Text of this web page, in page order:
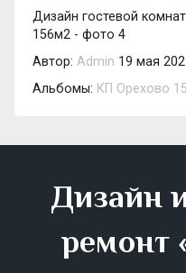
Дизайн гостевой
156м2 - фото 4
Автор: Admin 19 мая
Альбомы: КП Орехово
Дизайн
ремонт